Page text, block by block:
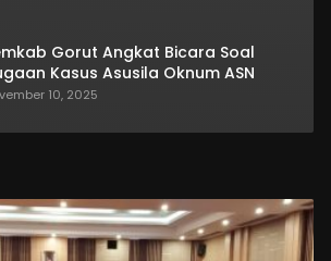
Gorut Angkat Bicara Soal
Kasus Asusila Oknum ASN
10, 2025